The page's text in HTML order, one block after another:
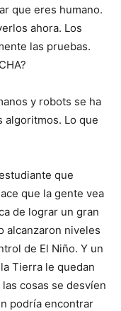
que eres humano.
ahora. Los
las pruebas.
y robots se ha
algoritmos. Lo que
que
que la gente vea
de lograr un gran
alcanzaron niveles
de El Niño. Y un
Tierra le quedan
cosas se desvíen
podría encontrar